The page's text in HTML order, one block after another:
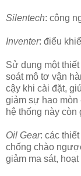
Silentech: công
Inventer: điểu
Sử dụng một
soát mô tơ vận
cậy khi cài đặt,
giảm sự hao
hệ thống này
Oil Gear: các
chống chào
giảm ma sát,